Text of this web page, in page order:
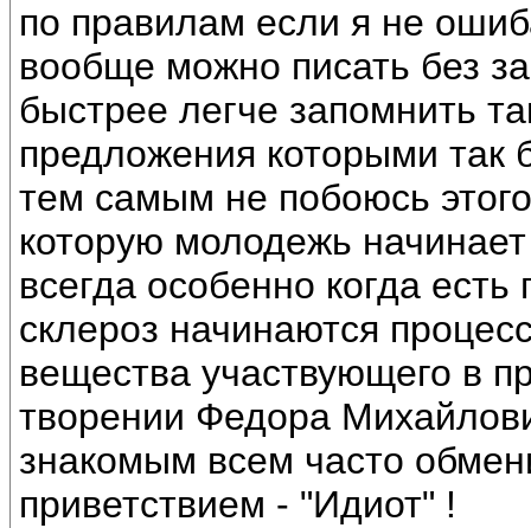
по правилам если я не
вообще можно писать без
быстрее легче запомнить
предложения которыми так
тем самым не побоюсь
которую молодежь
всегда особенно когда
склероз начинаются
вещества участвующего в
творении Федора
знакомым всем часто
приветствием - "Идиот" !